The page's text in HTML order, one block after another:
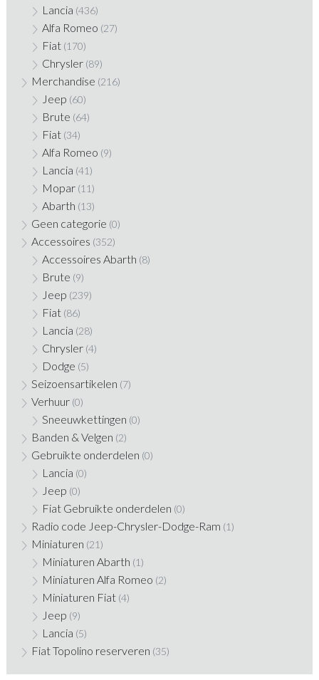
Lancia (436)
Alfa Romeo (27)
Fiat (170)
Chrysler (89)
Merchandise (216)
Jeep (60)
Brute (64)
Fiat (34)
Alfa Romeo (9)
Lancia (41)
Mopar (11)
Abarth (13)
Geen categorie (0)
Accessoires (352)
Accessoires Abarth (8)
Brute (9)
Jeep (239)
Fiat (86)
Lancia (28)
Chrysler (4)
Dodge (5)
Seizoensartikelen (7)
Verhuur (0)
Sneeuwkettingen (0)
Banden & Velgen (2)
Gebruikte onderdelen (0)
Lancia (0)
Jeep (0)
Fiat Gebruikte onderdelen (0)
Radio code Jeep-Chrysler-Dodge-Ram (1)
Miniaturen (21)
Miniaturen Abarth (1)
Miniaturen Alfa Romeo (2)
Miniaturen Fiat (4)
Jeep (9)
Lancia (5)
Fiat Topolino reserveren (35)